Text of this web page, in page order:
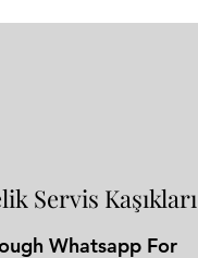
Servis Kaşıkları
Whatsapp For